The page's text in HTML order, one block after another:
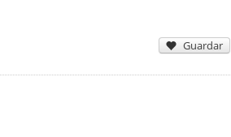
Guardar